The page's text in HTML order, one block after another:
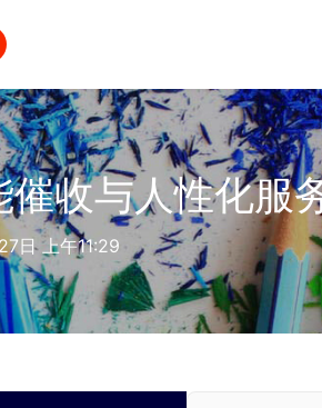
收与人性化服
日 上午11:29